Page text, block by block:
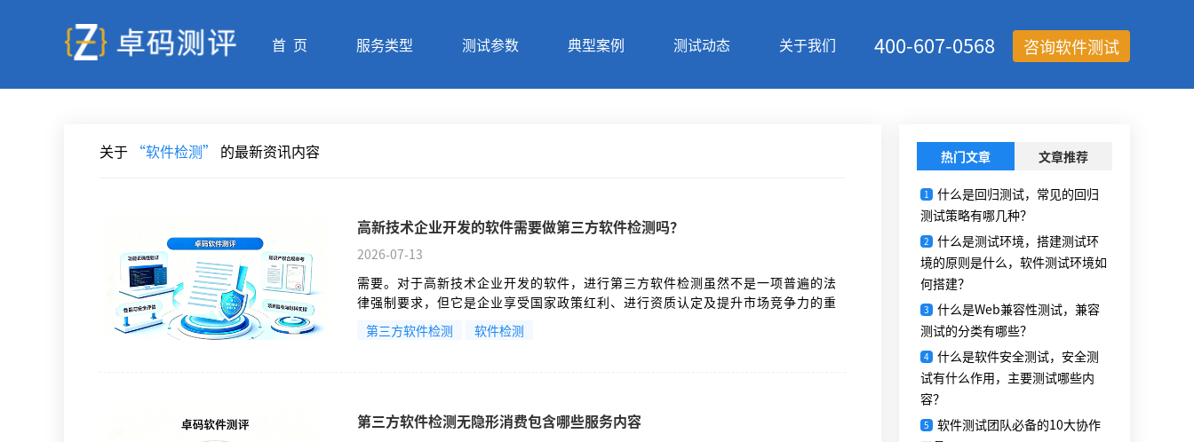
首 页 服务类型 测试参数 典型案例 测试动态 关于我们 咨询软件测试
400-607-0568
关于 “软件检测” 的最新资讯内容
高新技术企业开发的软件需要做第三方软件检测吗？
2026-07-13
需要。对于高新技术企业开发的软件，进行第三方软件检测虽然不是一项普遍的法
律强制要求，但它是企业享受国家政策红利、进行资质认定及提升市场竞争力的重
点步骤和必备材料。
第三方软件检测 软件检测
第三方软件检测无隐形消费包含哪些服务内容
热门文章 文章推荐
1
什么是回归测试，常见的回归
测试策略有哪几种？
2
什么是测试环境，搭建测试环
境的原则是什么，软件测试环境如
何搭建？
3
什么是Web兼容性测试，兼容
测试的分类有哪些？
4 什么是软件安全测试，安全测
试有什么作用，主要测试哪些内
容？
5
软件测试团队必备的10大协作